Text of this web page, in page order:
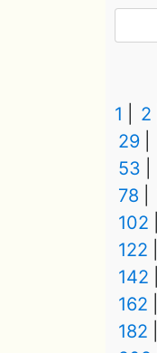
1 2
29
53
78
102
122
142
162
182